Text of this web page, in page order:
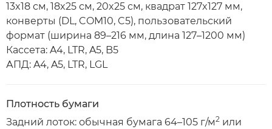
13x18 см, 18x25 см, 20x25 см, квадрат 127x127 мм,
конверты (DL, COM10, C5), пользовательский
формат (ширина 89–216 мм, длина 127–1200 мм)
Кассета: A4, LTR, A5, B5
АПД: A4, A5, LTR, LGL
Плотность бумаги
Задний лоток: обычная бумага 64–105 г/м2 или